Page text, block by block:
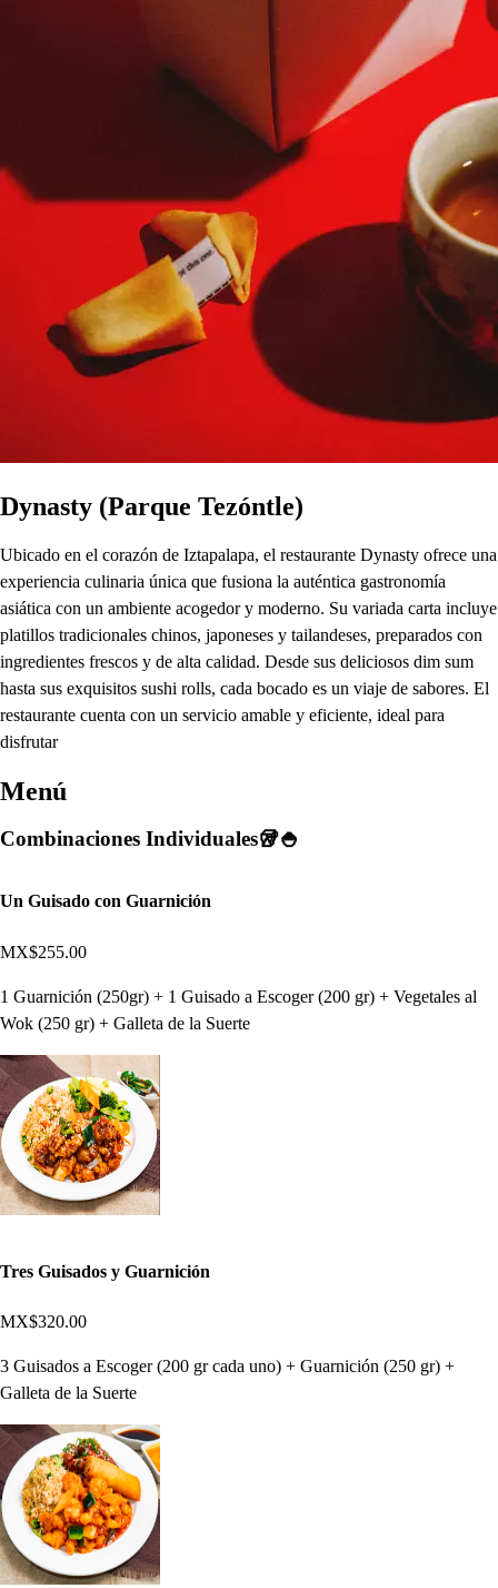
Dynasty (Parque Tezóntle)
Ubicado en el corazón de Iztapalapa, el restaurante Dynasty ofrece una
experiencia culinaria única que fusiona la auténtica gastronomía
asiática con un ambiente acogedor y moderno. Su variada carta incluye
platillos tradicionales chinos, japoneses y tailandeses, preparados con
ingredientes frescos y de alta calidad. Desde sus deliciosos dim sum
hasta sus exquisitos sushi rolls, cada bocado es un viaje de sabores. El
restaurante cuenta con un servicio amable y eficiente, ideal para
disfrutar
Menú
Combinaciones Individuales🥡🍚
Un Guisado con Guarnición
MX$255.00
1 Guarnición (250gr) + 1 Guisado a Escoger (200 gr) + Vegetales al
Wok (250 gr) + Galleta de la Suerte
Tres Guisados y Guarnición
MX$320.00
3 Guisados a Escoger (200 gr cada uno) + Guarnición (250 gr) +
Galleta de la Suerte